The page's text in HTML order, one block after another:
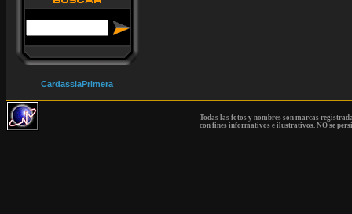
CardassiaPrimera
Todas las fotos y nombres son marcas
con fines informativos e ilustrativos. NO se